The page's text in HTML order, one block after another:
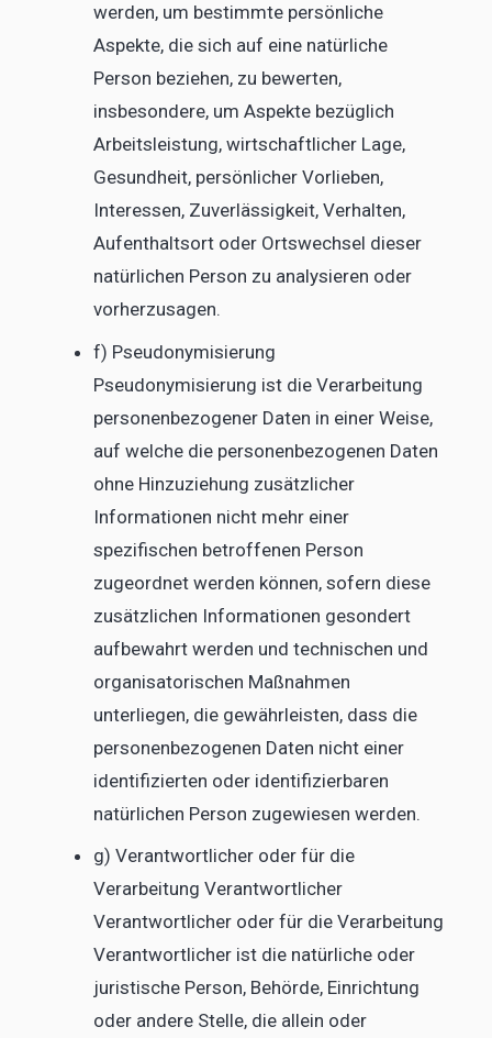
werden, um bestimmte persönliche
Aspekte, die sich auf eine natürliche
Person beziehen, zu bewerten,
insbesondere, um Aspekte bezüglich
Arbeitsleistung, wirtschaftlicher Lage,
Gesundheit, persönlicher Vorlieben,
Interessen, Zuverlässigkeit, Verhalten,
Aufenthaltsort oder Ortswechsel dieser
natürlichen Person zu analysieren oder
vorherzusagen.
f) Pseudonymisierung
Pseudonymisierung ist die Verarbeitung
personenbezogener Daten in einer Weise,
auf welche die personenbezogenen Daten
ohne Hinzuziehung zusätzlicher
Informationen nicht mehr einer
spezifischen betroffenen Person
zugeordnet werden können, sofern diese
zusätzlichen Informationen gesondert
aufbewahrt werden und technischen und
organisatorischen Maßnahmen
unterliegen, die gewährleisten, dass die
personenbezogenen Daten nicht einer
identifizierten oder identifizierbaren
natürlichen Person zugewiesen werden.
g) Verantwortlicher oder für die
Verarbeitung Verantwortlicher
Verantwortlicher oder für die Verarbeitung
Verantwortlicher ist die natürliche oder
juristische Person, Behörde, Einrichtung
oder andere Stelle, die allein oder